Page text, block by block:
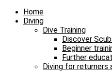
Home
Diving
Dive Training
Discover
Beginner
Further
Diving for returners